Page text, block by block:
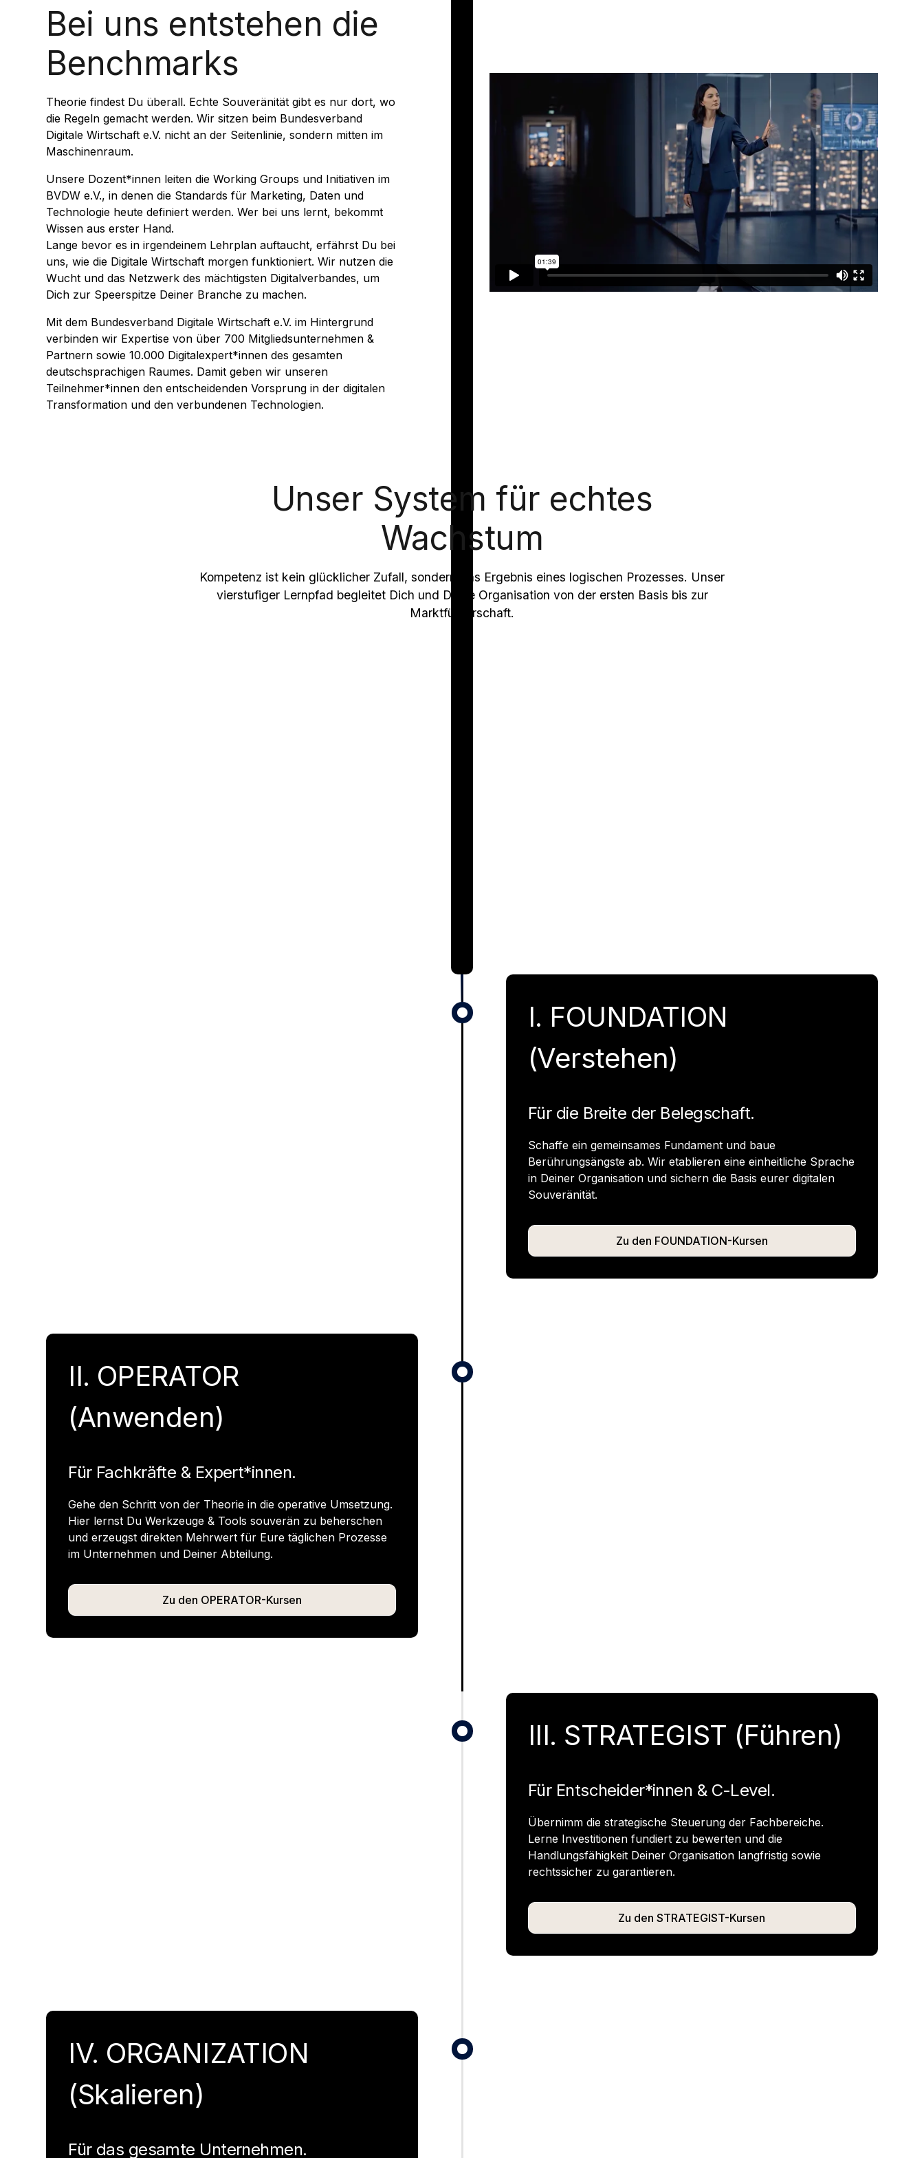
Bei uns entstehen die
Benchmarks
Theorie findest Du überall. Echte Souveränität gibt es nur dort, wo
die Regeln gemacht werden. Wir sitzen beim Bundesverband
Digitale Wirtschaft e.V. nicht an der Seitenlinie, sondern mitten im
Maschinenraum.
Unsere Dozent*innen leiten die Working Groups und Initiativen im
BVDW e.V., in denen die Standards für Marketing, Daten und
Technologie heute definiert werden. Wer bei uns lernt, bekommt
Wissen aus erster Hand.
Lange bevor es in irgendeinem Lehrplan auftaucht, erfährst Du bei
uns, wie die Digitale Wirtschaft morgen funktioniert. Wir nutzen die
Wucht und das Netzwerk des mächtigsten Digitalverbandes, um
Dich zur Speerspitze Deiner Branche zu machen.
Mit dem Bundesverband Digitale Wirtschaft e.V. im Hintergrund
verbinden wir Expertise von über 700 Mitgliedsunternehmen &
Partnern sowie 10.000 Digitalexpert*innen des gesamten
deutschsprachigen Raumes. Damit geben wir unseren
Teilnehmer*innen den entscheidenden Vorsprung in der digitalen
Transformation und den verbundenen Technologien.
Unser System für echtes
Wachstum
Kompetenz ist kein glücklicher Zufall, sondern das Ergebnis eines logischen Prozesses. Unser
vierstufiger Lernpfad begleitet Dich und Deine Organisation von der ersten Basis bis zur
Marktführerschaft.
I. FOUNDATION
(Verstehen)
Für die Breite der Belegschaft.
Schaffe ein gemeinsames Fundament und baue
Berührungsängste ab. Wir etablieren eine einheitliche Sprache
in Deiner Organisation und sichern die Basis eurer digitalen
Souveränität.
Zu den FOUNDATION-Kursen
II. OPERATOR
(Anwenden)
Für Fachkräfte & Expert*innen.
Gehe den Schritt von der Theorie in die operative Umsetzung.
Hier lernst Du Werkzeuge & Tools souverän zu beherschen
und erzeugst direkten Mehrwert für Eure täglichen Prozesse
im Unternehmen und Deiner Abteilung.
Zu den OPERATOR-Kursen
III. STRATEGIST (Führen)
Für Entscheider*innen & C-Level.
Übernimm die strategische Steuerung der Fachbereiche.
Lerne Investitionen fundiert zu bewerten und die
Handlungsfähigkeit Deiner Organisation langfristig sowie
rechtssicher zu garantieren.
Zu den STRATEGIST-Kursen
IV. ORGANIZATION
(Skalieren)
Für das gesamte Unternehmen.